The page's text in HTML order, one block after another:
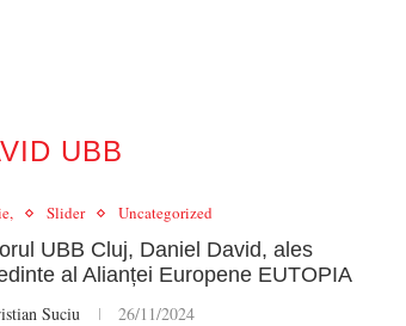
UBB
Slider Uncategorized
UBB Cluj, Daniel David, ales
al Alianței Europene EUTOPIA
Suciu 26/11/2024